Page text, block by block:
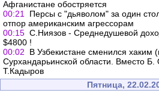
Афганистане обостряется
00:21
Персы с "дьяволом" за один
отпор американским агрессорам
00:15 С.Ниязов - Среднедушевой
$4800 !
00:02
В Узбекистане сменился хаким
Сурхандарьинской области. Вместо
Т.Кадыров
Пятница,